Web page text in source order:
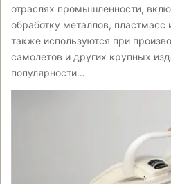
отраслях промышленности,
обработку металлов,
также используются при
самолетов и других крупных
популярности…